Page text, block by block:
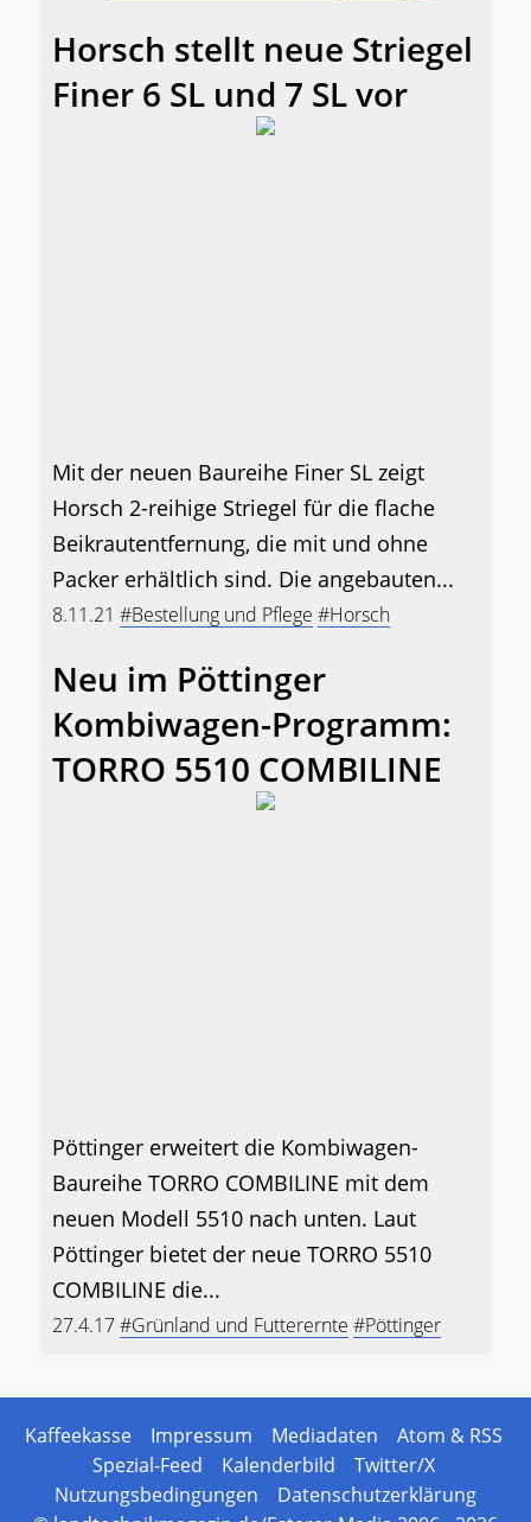
Horsch stellt neue Striegel
Finer 6 SL und 7 SL vor
Mit der neuen Baureihe Finer SL zeigt
Horsch 2-reihige Striegel für die flache
Beikrautentfernung, die mit und ohne
Packer erhältlich sind. Die angebauten...
8.11.21 #Bestellung und Pflege #Horsch
Neu im Pöttinger
Kombiwagen-Programm:
TORRO 5510 COMBILINE
Pöttinger erweitert die Kombiwagen-
Baureihe TORRO COMBILINE mit dem
neuen Modell 5510 nach unten. Laut
Pöttinger bietet der neue TORRO 5510
COMBILINE die...
27.4.17#Grünland und Futterernte #Pöttinger
Kaffeekasse Impressum Mediadaten
Atom & RSS
Spezial-Feed
Kalenderbild
Twitter/X
Nutzungsbedingungen
Datenschutzerklärung